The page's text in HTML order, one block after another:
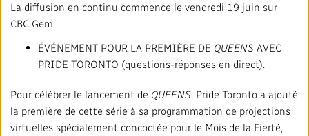
La diffusion en continu commence le vendredi 19 juin sur
CBC Gem.
ÉVÉNEMENT POUR LA PREMIÈRE DE QUEENS AVEC
PRIDE TORONTO (questions-réponses en direct).
Pour célébrer le lancement de QUEENS , Pride Toronto a ajouté
la première de cette série à sa programmation de projections
virtuelles spécialement concoctée pour le Mois de la Fierté,